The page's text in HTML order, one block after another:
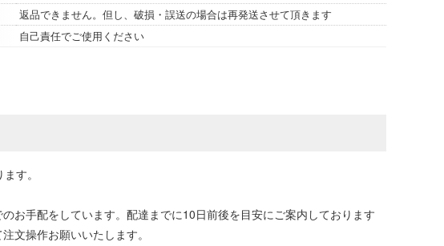
返品できません。但し、破損・誤送の場合は再発送させて頂きます
自己責任でご使用ください
す。
お手配をしています。配達までに10日前後を目安にご案内しております
文操作お願いいたします。